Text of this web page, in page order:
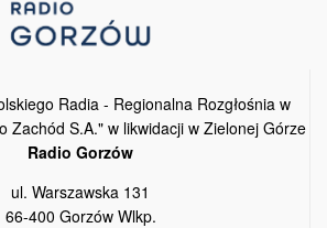
Radia - Regionalna Rozgłośnia w
Zachód S.A." w likwidacji w Zielonej Górze
Radio Gorzów
ul. Warszawska 131
66-400 Gorzów Wlkp.